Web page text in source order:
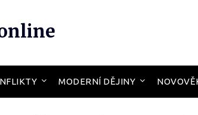
MODERNÍ DĚJINY